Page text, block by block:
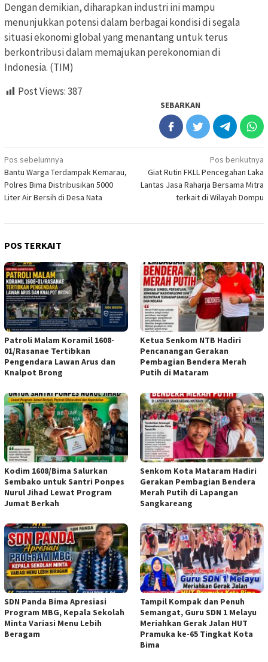
Dengan demikian, diharapkan industri ini mampu
menunjukkan potensi dalam berbagai kondisi di segala
situasi ekonomi global yang menantang untuk terus
berkontribusi dalam memajukan perekonomian di
Indonesia. (TIM)
Post Views:387
SEBARKAN
Navigasi
pos
Pos sebelumnya
Bantu Warga Terdampak Kemarau,
Polres Bima Distribusikan 5000
Liter Air Bersih di Desa Nata
Pos berikutnya
Giat Rutin FKLL Pencegahan Laka
Lantas Jasa Raharja Bersama Mitra
terkait di Wilayah Dompu
POS TERKAIT
Patroli Malam Koramil 1608-
01/Rasanae Tertibkan
Pengendara Lawan Arus dan
Knalpot Brong
Ketua Senkom NTB Hadiri
Pencanangan Gerakan
Pembagian Bendera Merah
Putih di Mataram
Kodim 1608/Bima Salurkan
Sembako untuk Santri Ponpes
Nurul Jihad Lewat Program
Jumat Berkah
Senkom Kota Mataram Hadiri
Gerakan Pembagian Bendera
Merah Putih di Lapangan
Sangkareang
SDN Panda Bima Apresiasi
Program MBG, Kepala Sekolah
Minta Variasi Menu Lebih
Beragam
Tampil Kompak dan Penuh
Semangat, Guru SDN 1 Melayu
Meriahkan Gerak Jalan HUT
Pramuka ke-65 Tingkat Kota
Bima